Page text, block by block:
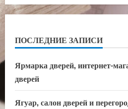
ПОСЛЕДНИЕ ЗАПИСИ
Ярмарка дверей, интернет-
дверей
Ягуар, салон дверей и